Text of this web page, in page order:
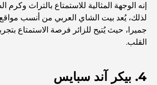
Global Competition
المقاهي في نخلة جميرا: دليل لأفضل
أفضل وجبات الإفطار في دبي: اختياراتي
إنه الوجهة المثالية للاستمتاع بالتراث وكرم
لذلك، يُعد بيت الشاي العربي من أنسب
جميرا، حيث يُتيح للزائر فرصة الاستمتاع
القلب.
4. بيكر آند سبايس